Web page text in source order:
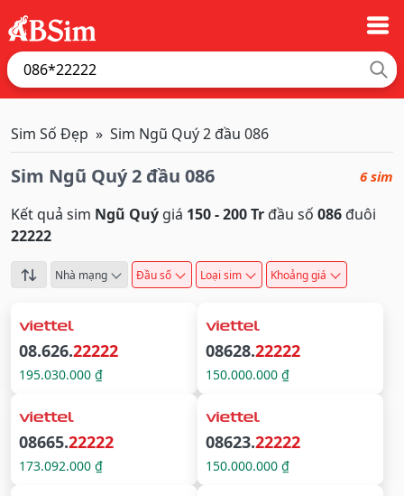
Sim Số Đẹp Sim Ngũ Quý 2 đầu 086
Sim Ngũ Quý 2 đầu 086 6 sim
Kết quả sim Ngũ Quý giá 150 - 200 Trđầu số 086đuôi
22222
Nhà mạng Đầu số Loại sim Khoảng giá
08.626.22222
195.030.000 ₫
08628.22222
150.000.000 ₫
08665.22222
173.092.000 ₫
08623.22222
150.000.000 ₫